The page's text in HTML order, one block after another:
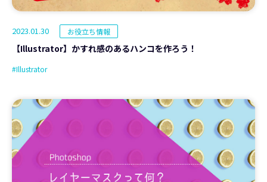
2023.01.30 お役立ち情報
【Illustrator】かすれ感のあるハンコを作ろう！
#Illustrator